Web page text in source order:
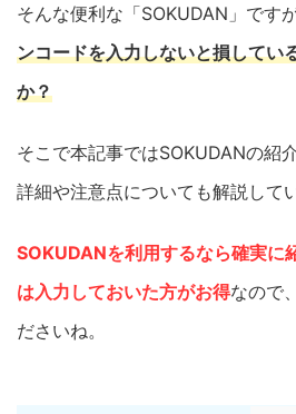
そんな便利な「SOKUDAN」ですが
ンコードを入力しないと損してい
か？
そこで本記事ではSOKUDANの紹
詳細や注意点についても解説して
SOKUDANを利用するなら確実に
は入力しておいた方がお得なので
ださいね。